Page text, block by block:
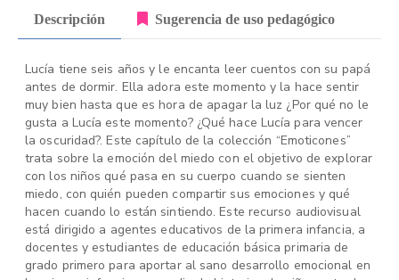
Descripción Sugerencia de uso pedagógico
Lucía tiene seis años y le encanta leer cuentos con su papá
antes de dormir. Ella adora este momento y la hace sentir
muy bien hasta que es hora de apagar la luz ¿Por qué no le
gusta a Lucía este momento? ¿Qué hace Lucía para vencer
la oscuridad?. Este capítulo de la colección “Emoticones”
trata sobre la emoción del miedo con el objetivo de explorar
con los niños qué pasa en su cuerpo cuando se sienten
miedo, con quién pueden compartir sus emociones y qué
hacen cuando lo están sintiendo. Este recurso audiovisual
está dirigido a agentes educativos de la primera infancia, a
docentes y estudiantes de educación básica primaria de
grado primero para aportar al sano desarrollo emocional en